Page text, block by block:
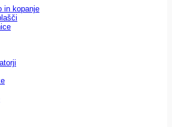
in kopanje